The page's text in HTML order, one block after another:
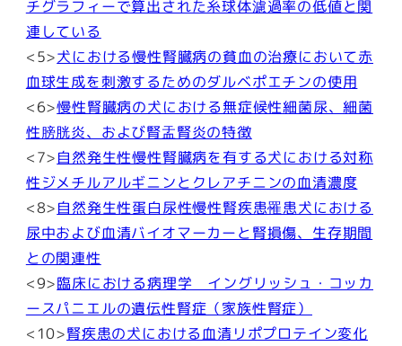
チグラフィーで算出された糸球体濾過率の低値と関
連している
<5>犬における慢性腎臓病の貧血の治療において赤
血球生成を刺激するためのダルベポエチンの使用
<6>慢性腎臓病の犬における無症候性細菌尿、細菌
性膀胱炎、および腎盂腎炎の特徴
<7>自然発生性慢性腎臓病を有する犬における対称
性ジメチルアルギニンとクレアチニンの血清濃度
<8>自然発生性蛋白尿性慢性腎疾患罹患犬における
尿中および血清バイオマーカーと腎損傷、生存期間
との関連性
<9>臨床における病理学 イングリッシュ・コッカ
ースパニエルの遺伝性腎症（家族性腎症）
<10>腎疾患の犬における血清リポプロテイン変化